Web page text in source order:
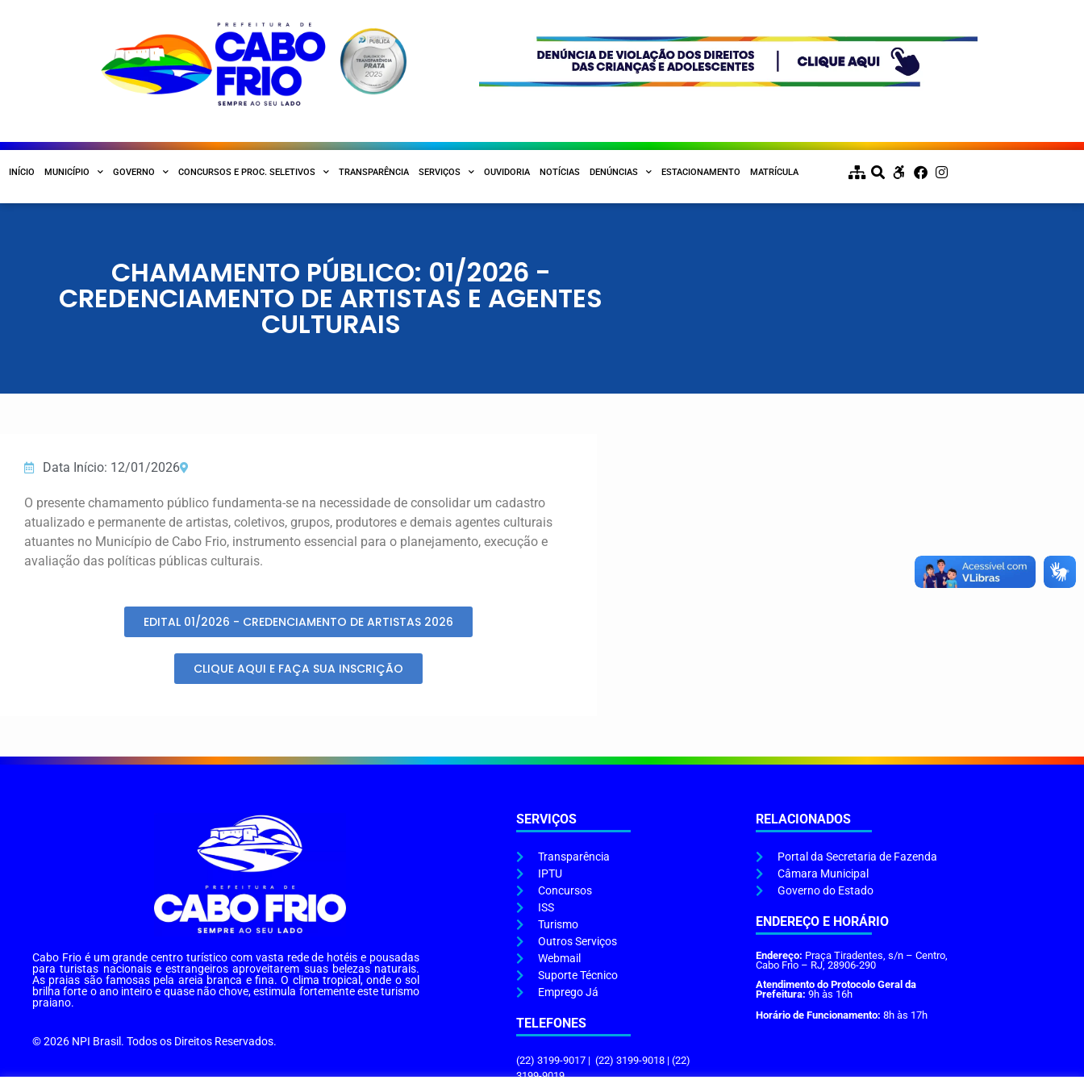
INÍCIO MUNICÍPIO GOVERNO CONCURSOS E PROC. SELETIVOS TRANSPARÊNCIA SERVIÇOS OUVIDORIA NOTÍCIAS DENÚNCIAS ESTACIONAMENTO MATRÍCULA
CHAMAMENTO PÚBLICO: 01/2026 -
CREDENCIAMENTO DE ARTISTAS E AGENTES
CULTURAIS
Data Início: 12/01/2026
O presente chamamento público fundamenta-se na necessidade de consolidar um cadastro
atualizado e permanente de artistas, coletivos, grupos, produtores e demais agentes culturais
atuantes no Município de Cabo Frio, instrumento essencial para o planejamento, execução e
avaliação das políticas públicas culturais.
EDITAL 01/2026 - CREDENCIAMENTO DE ARTISTAS 2026
CLIQUE AQUI E FAÇA SUA INSCRIÇÃO
Cabo Frio é um grande centro turístico com vasta rede de hotéis e pousadas
para turistas nacionais e estrangeiros aproveitarem suas belezas naturais.
As praias são famosas pela areia branca e fina. O clima tropical, onde o sol
brilha forte o ano inteiro e quase não chove, estimula fortemente este turismo
praiano.
© 2026 NPI Brasil. Todos os Direitos Reservados.
SERVIÇOS
Transparência
IPTU
Concursos
ISS
Turismo
Outros Serviços
Webmail
Suporte Técnico
Emprego Já
TELEFONES
(22) 3199-9017 | (22) 3199-9018 | (22)
3199-9019
RELACIONADOS
Portal da Secretaria de Fazenda
Câmara Municipal
Governo do Estado
ENDEREÇO E HORÁRIO
Endereço: Praça Tiradentes, s/n – Centro,
Cabo Frio – RJ, 28906-290
Atendimento do Protocolo Geral da
Prefeitura: 9h às 16h
Horário de Funcionamento: 8h às 17h